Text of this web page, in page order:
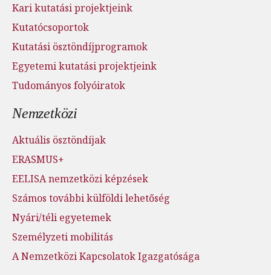
Kari kutatási projektjeink
Kutatócsoportok
Kutatási ösztöndíjprogramok
Egyetemi kutatási projektjeink
Tudományos folyóiratok
Nemzetközi
Aktuális ösztöndíjak
ERASMUS+
EELISA nemzetközi képzések
Számos további külföldi lehetőség
Nyári/téli egyetemek
Személyzeti mobilitás
A Nemzetközi Kapcsolatok Igazgatósága